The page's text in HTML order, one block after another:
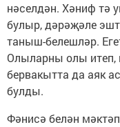
нәселдән. Хәниф тә
булыр, дәрәҗәле
таныш-белешләр.
Олыларны олы итеп,
бервакытта да аяк
булды.
Фәнисә белән